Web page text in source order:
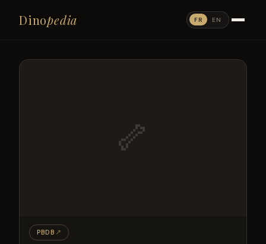
Dinopedia FR EN
🦴
PBDB ↗